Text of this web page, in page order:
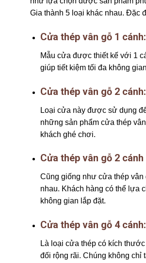
Gia thành 5 loại khác nhau. Đặc
Cửa thép vân gỗ 1 cánh:
Mẫu cửa được thiết kế với 1
giúp tiết kiệm tối đa không
Cửa thép vân gỗ 2 cánh:
Loại cửa này được sử dụng
những sản phẩm cửa thép
khách ghé chơi.
Cửa thép vân gỗ 2 cánh
Cũng giống như cửa thép
nhau. Khách hàng có thể lựa
không gian lắp đặt.
Cửa thép vân gỗ 4 cánh:
Là loại cửa thép có kích
đối rộng rãi. Chúng không chỉ